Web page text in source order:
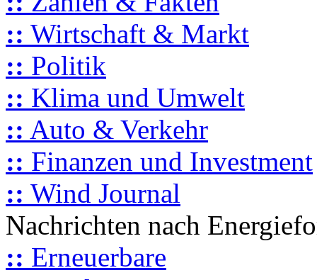
:: Wirtschaft & Markt
:: Politik
:: Klima und Umwelt
:: Auto & Verkehr
:: Finanzen und Investment
:: Wind Journal
Nachrichten nach
:: Erneuerbare